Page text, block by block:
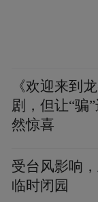
不仅受到专
收获了无数
上写下长评
主义者，听
到安心和踏
《欢迎来到
剧，但让“骗
然惊喜
受台风影响
临时闭园